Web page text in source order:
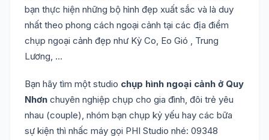
bạn thực hiện những bộ hình đẹp xuất sắc và là duy
nhất theo phong cách ngoại cảnh tại các địa điểm
chụp ngoại cảnh đẹp như Kỳ Co, Eo Gió , Trung
Lương, …
Bạn hãy tìm một studio chụp hình ngoại cảnh ở Quy
Nhơn chuyên nghiệp chụp cho gia đình, đôi trẻ yêu
nhau (couple), nhóm bạn chụp kỷ yếu hay các bữa
sự kiện thì nhấc máy gọi PHI Studio nhé: 09348